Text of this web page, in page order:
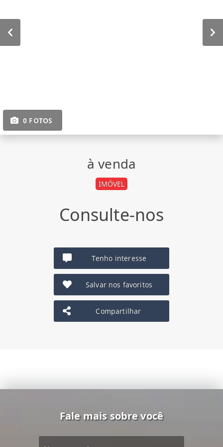
0 FOTOS
à venda
IMÓVEL
Consulte-nos
Tenho interesse
Salvar nos favoritos
Compartilhar
Fale mais sobre você